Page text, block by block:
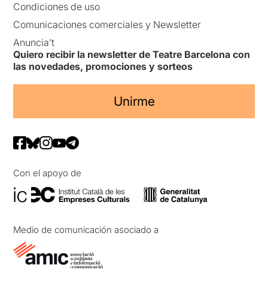
Condiciones de uso
Comunicaciones comerciales y Newsletter
Anuncia’t
Quiero recibir la newsletter de Teatre Barcelona con
las novedades, promociones y sorteos
Unirme
Con el apoyo de
Medio de comunicación asociado a